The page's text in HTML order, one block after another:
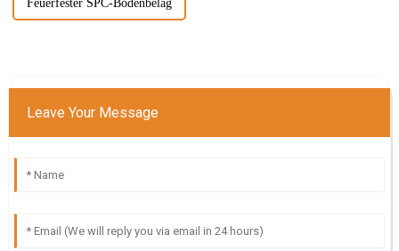
Feuerfester SPC-Bodenbelag
Leave Your Message